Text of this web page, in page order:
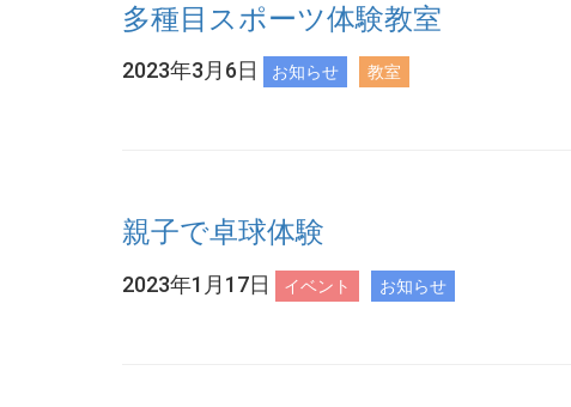
多種目スポーツ体験教室
2023年3月6日 お知らせ 教室
親子で卓球体験
2023年1月17日 イベント お知らせ